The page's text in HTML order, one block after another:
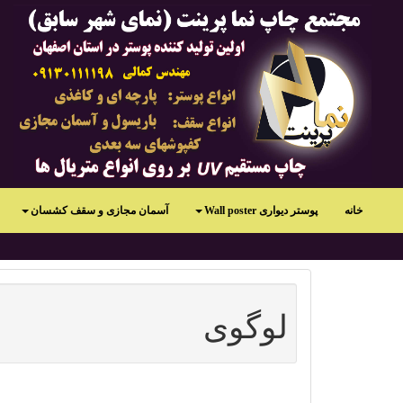
خانه پوستر دیواری Wall poster آسمان مجازی و سقف کشسان
لوگوی